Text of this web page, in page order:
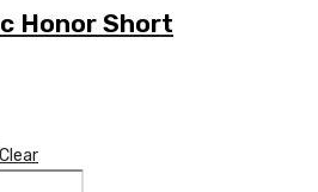
Honor Short
Clear